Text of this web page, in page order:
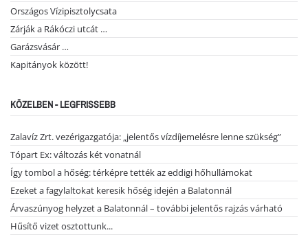
Országos Vízipisztolycsata
Zárják a Rákóczi utcát …
Garázsvásár …
Kapitányok között!
KÖZELBEN - LEGFRISSEBB
Zalavíz Zrt. vezérigazgatója: „jelentős vízdíjemelésre lenne szükség”
Tópart Ex: változás két vonatnál
Így tombol a hőség: térképre tették az eddigi hőhullámokat
Ezeket a fagylaltokat keresik hőség idején a Balatonnál
Árvaszúnyog helyzet a Balatonnál – további jelentős rajzás várható
Hűsítő vizet osztottunk...